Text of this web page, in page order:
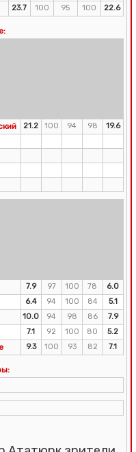
23.7 100 95 100 22.6
21.2 100 94 98 19.6
7.9 97 100 78
6.0
6.4 94 100 84
5.1
10.0 94 98 86
7.9
7.1 92 100 80
5.2
9.3 100 93 82 7.1